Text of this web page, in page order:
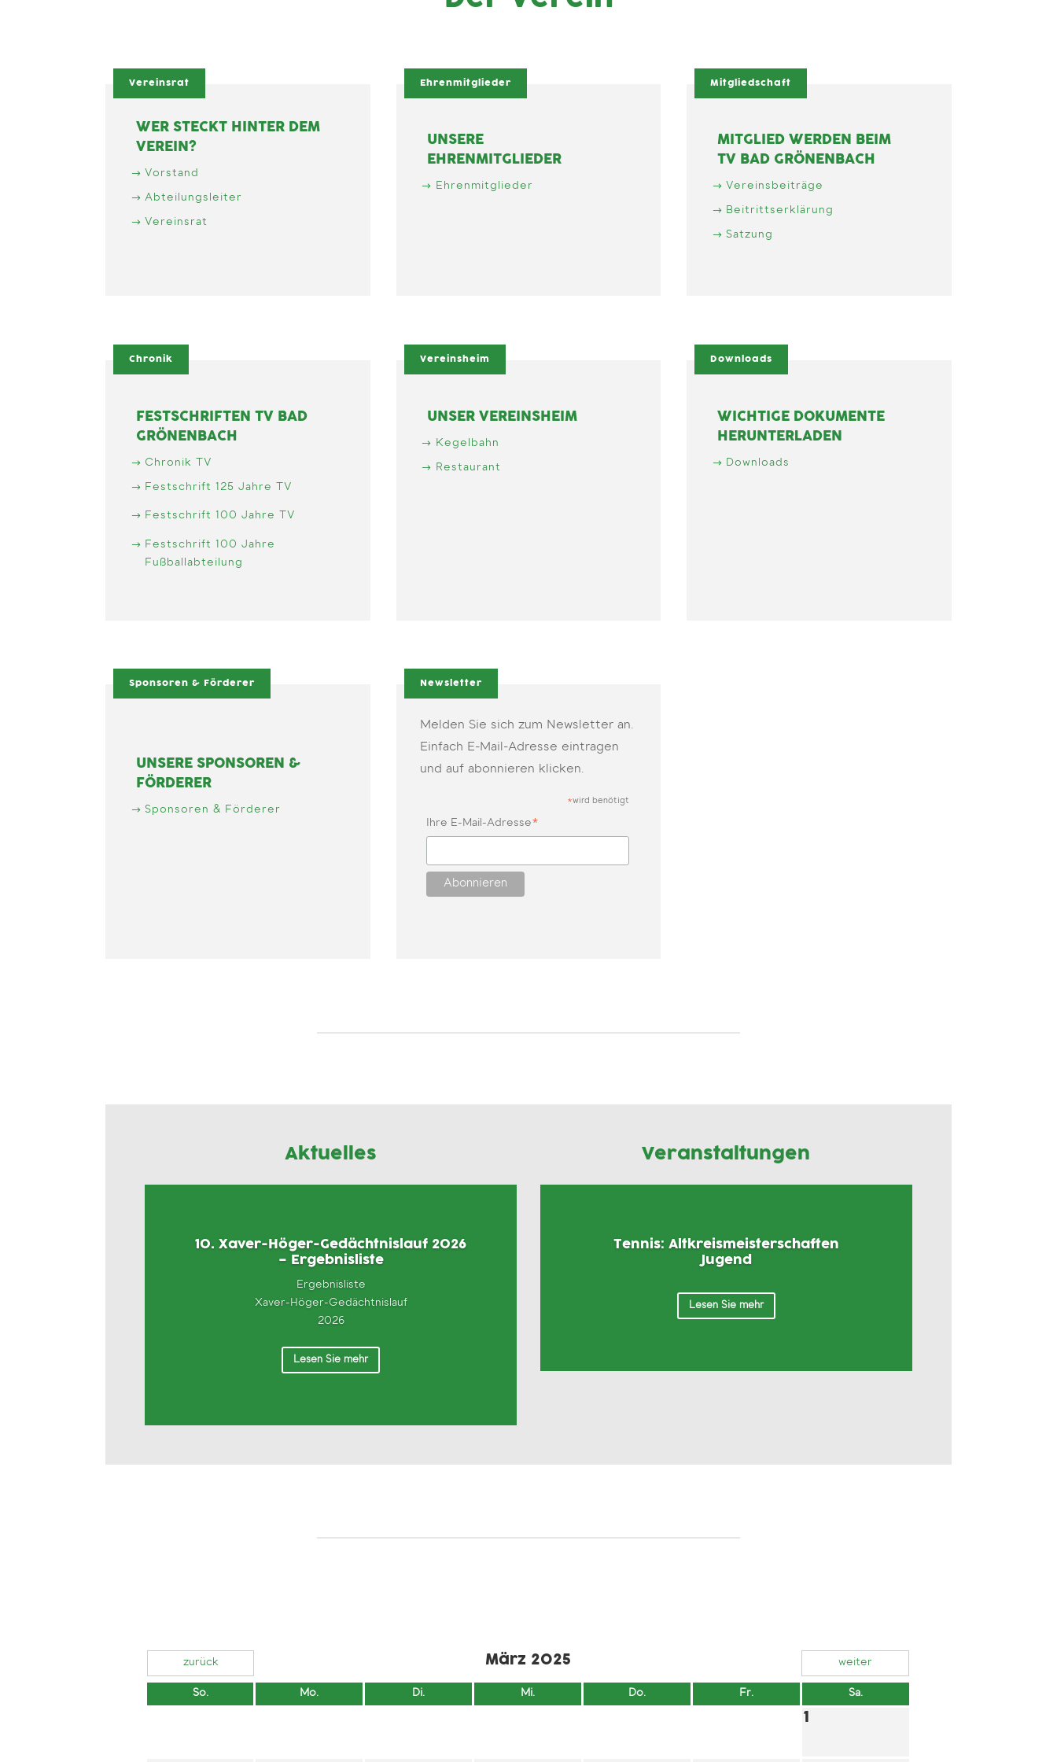
Vereinsrat
WER STECKT HINTER DEM
VEREIN?
Vorstand
Abteilungsleiter
Vereinsrat
Ehrenmitglieder
UNSERE
EHRENMITGLIEDER
Ehrenmitglieder
Mitgliedschaft
MITGLIED WERDEN BEIM
TV BAD GRÖNENBACH
Vereinsbeiträge
Beitrittserklärung
Satzung
Chronik
FESTSCHRIFTEN TV BAD
GRÖNENBACH
Chronik TV
Festschrift 125 Jahre TV
Festschrift 100 Jahre TV
Festschrift 100 Jahre
Fußballabteilung
Vereinsheim
UNSER VEREINSHEIM
Kegelbahn
Restaurant
Downloads
WICHTIGE DOKUMENTE
HERUNTERLADEN
Downloads
Sponsoren & Förderer
UNSERE SPONSOREN &
FÖRDERER
Sponsoren & Förderer
Newsletter
Melden Sie sich zum Newsletter an.
Einfach E-Mail-Adresse eintragen
und auf abonnieren klicken.
*wird benötigt
Ihre E-Mail-Adresse*
Aktuelles
10. Xaver-Höger-Gedächtnislauf 2026
– Ergebnisliste
Ergebnisliste
Xaver-Höger-Gedächtnislauf
2026
Lesen Sie mehr
Veranstaltungen
Tennis: Altkreismeisterschaften
Jugend
Lesen Sie mehr
zurück März 2025 weiter
So. Mo. Di. Mi. Do. Fr. Sa.
1